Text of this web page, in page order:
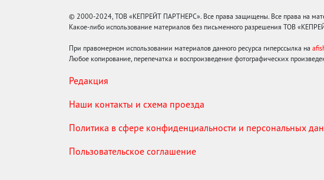
© 2000-2024, ТОВ «КЕПРЕЙТ ПАРТНЕРС». Все права защищены. Все права на
Какое-либо использование материалов без письменного разрешения ТОВ
При правомерном использовании материалов данного ресурса гиперссылка на
Любое копирование, перепечатка и воспроизведение фотографических
Редакция
Наши контакты и схема проезда
Политика в сфере конфиденциальности и персональных
Пользовательское соглашение